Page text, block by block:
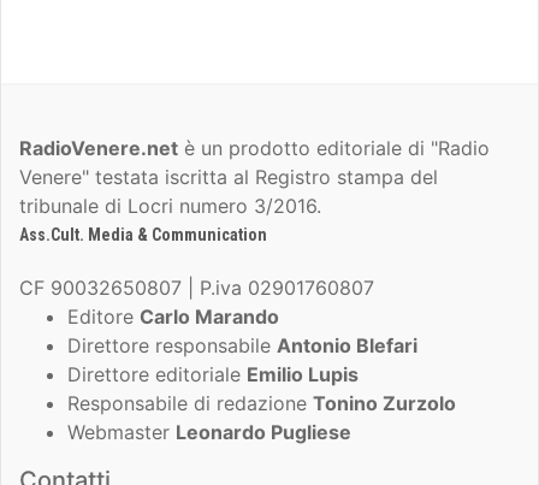
RadioVenere.net è un prodotto editoriale di "Radio
Venere" testata iscritta al Registro stampa del
tribunale di Locri numero 3/2016.
Ass.Cult. Media & Communication
CF 90032650807 | P.iva 02901760807
Editore Carlo Marando
Direttore responsabile Antonio Blefari
Direttore editoriale Emilio Lupis
Responsabile di redazione Tonino Zurzolo
Webmaster Leonardo Pugliese